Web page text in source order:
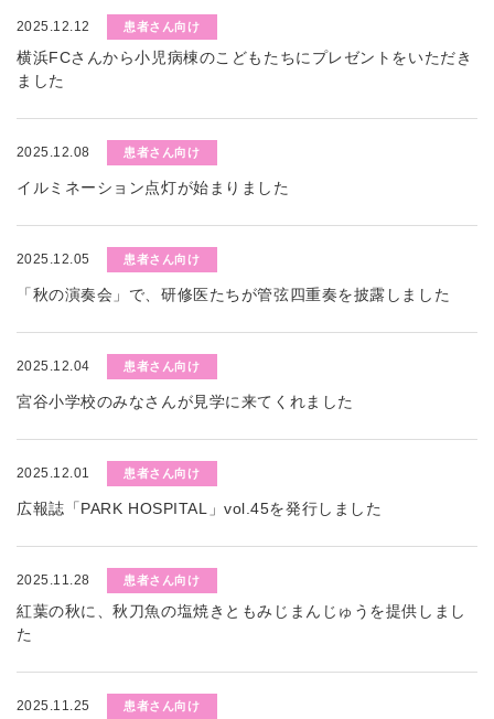
2025.12.12 患者さん向け
横浜FCさんから小児病棟のこどもたちにプレゼントをいただき
ました
2025.12.08 患者さん向け
イルミネーション点灯が始まりました
2025.12.05 患者さん向け
「秋の演奏会」で、研修医たちが管弦四重奏を披露しました
2025.12.04 患者さん向け
宮谷小学校のみなさんが見学に来てくれました
2025.12.01 患者さん向け
広報誌「PARK HOSPITAL」vol.45を発行しました
2025.11.28 患者さん向け
紅葉の秋に、秋刀魚の塩焼きともみじまんじゅうを提供しまし
た
2025.11.25 患者さん向け